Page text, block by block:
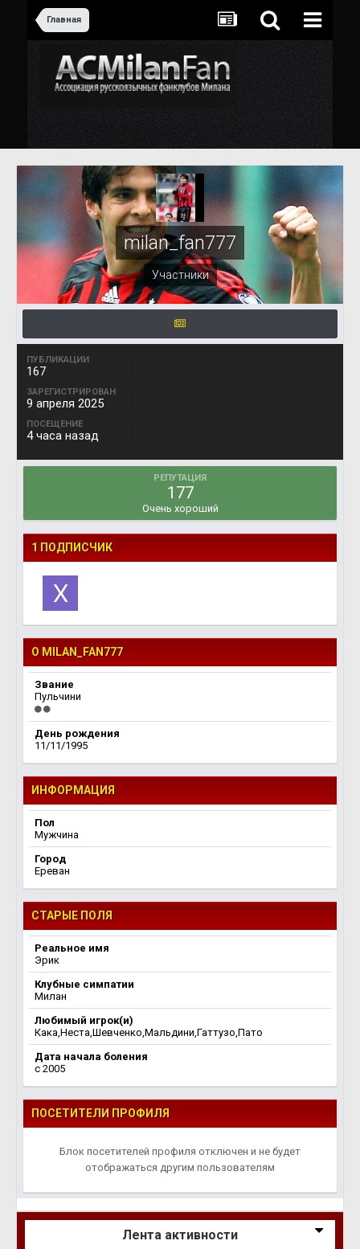
Главная
milan_fan777
Участники
ПУБЛИКАЦИИ
167
ЗАРЕГИСТРИРОВАН
9 апреля 2025
ПОСЕЩЕНИЕ
4 часа назад
РЕПУТАЦИЯ
177
Очень хороший
1 ПОДПИСЧИК
О MILAN_FAN777
Звание
Пульчини
День рождения
11/11/1995
ИНФОРМАЦИЯ
Пол
Мужчина
Город
Ереван
СТАРЫЕ ПОЛЯ
Реальное имя
Эрик
Клубные симпатии
Милан
Любимый игрок(и)
Кака,Неста,Шевченко,Мальдини,Гаттузо,Пато
Дата начала боления
c 2005
ПОСЕТИТЕЛИ ПРОФИЛЯ
Блок посетителей профиля отключен и не будет
отображаться другим пользователям
Лента активности